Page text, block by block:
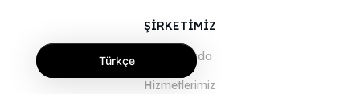
ŞİRKETİMİZ
Hakkımızda
Hizmetlerimiz
Türkçe